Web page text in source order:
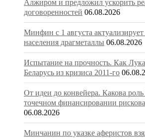
Алжиром и предложил ускорить
договоренностей 06.08.2026
Минфин с 1 августа
населения драгметаллы 06.08.2026
Испытание на прочность. Как
Беларусь из кризиса 2011-го
От идеи до конвейера. Какова роль
точечном финансировании
06.08.2026
Минчанин по указке аферистов